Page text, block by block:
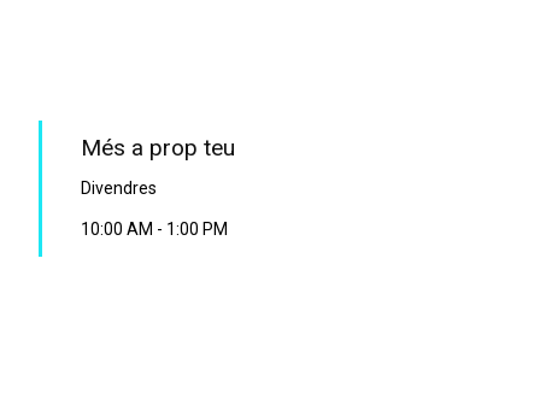
Més a prop teu
Divendres
10:00 AM - 1:00 PM